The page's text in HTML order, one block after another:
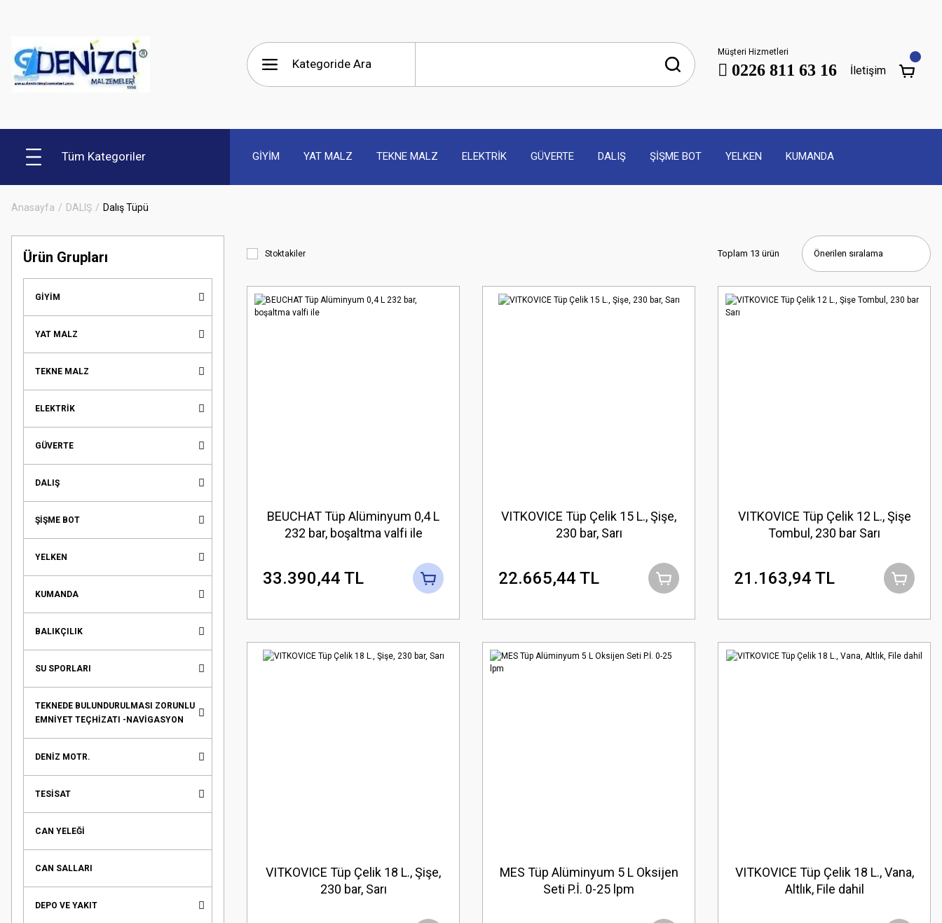
Müşteri Hizmetleri
0226 811 63 16 İletişim
Tüm Kategoriler GİYİM YAT MALZ TEKNE MALZ ELEKTRİK GÜVERTE DALIŞ ŞİŞME BOT YELKEN KUMANDA
Anasayfa DALIŞ Dalış Tüpü
Ürün Grupları
GİYİM
YAT MALZ
TEKNE MALZ
ELEKTRİK
GÜVERTE
DALIŞ
ŞİŞME BOT
YELKEN
KUMANDA
BALIKÇILIK
SU SPORLARI
TEKNEDE BULUNDURULMASI ZORUNLU
EMNİYET TEÇHİZATI -NAVİGASYON
DENİZ MOTR.
TESİSAT
CAN YELEĞİ
CAN SALLARI
DEPO VE YAKIT
Stoktakiler Toplam 13 ürün
BEUCHAT Tüp Alüminyum 0,4 L
232 bar, boşaltma valfi ile
33.390,44 TL
VITKOVICE Tüp Çelik 15 L., Şişe,
230 bar, Sarı
22.665,44 TL
VITKOVICE Tüp Çelik 12 L., Şişe
Tombul, 230 bar Sarı
21.163,94 TL
VITKOVICE Tüp Çelik 18 L., Şişe,
230 bar, Sarı
MES Tüp Alüminyum 5 L Oksijen
Seti P.İ. 0-25 lpm
VITKOVICE Tüp Çelik 18 L., Vana,
Altlık, File dahil